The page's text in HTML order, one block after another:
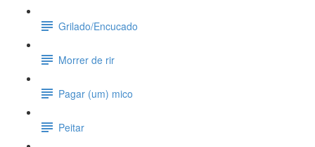
Grilado/Encucado
Morrer de rir
Pagar (um) mico
Peitar